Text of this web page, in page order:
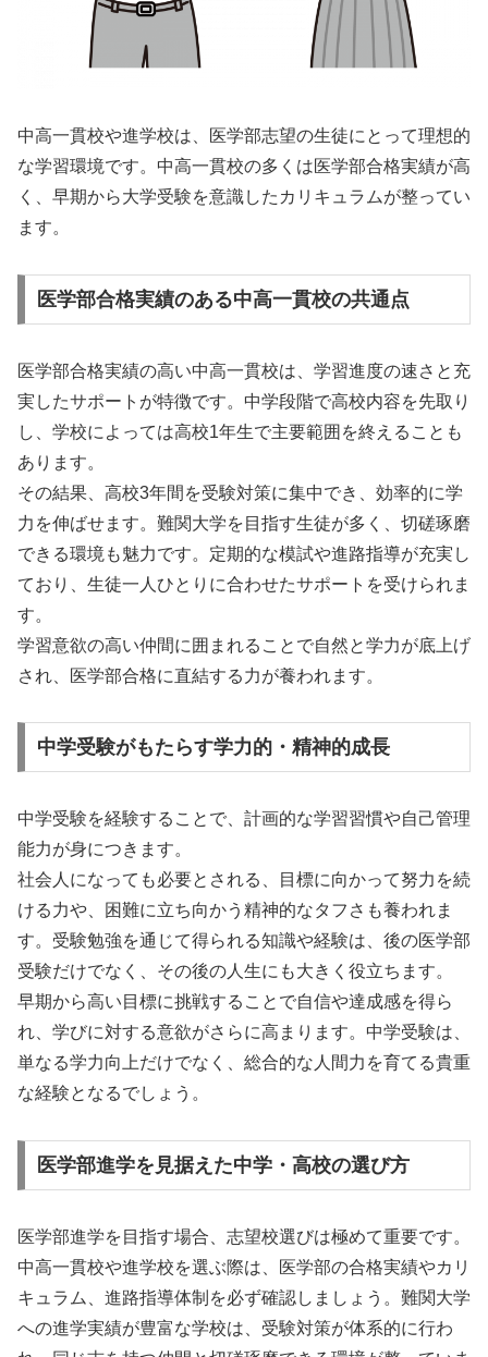
中高一貫校や進学校は、医学部志望の生徒にとって理想的
な学習環境です。中高一貫校の多くは医学部合格実績が高
く、早期から大学受験を意識したカリキュラムが整ってい
ます。
医学部合格実績のある中高一貫校の共通点
医学部合格実績の高い中高一貫校は、学習進度の速さと充
実したサポートが特徴です。中学段階で高校内容を先取り
し、学校によっては高校1年生で主要範囲を終えることも
あります。
その結果、高校3年間を受験対策に集中でき、効率的に学
力を伸ばせます。難関大学を目指す生徒が多く、切磋琢磨
できる環境も魅力です。定期的な模試や進路指導が充実し
ており、生徒一人ひとりに合わせたサポートを受けられま
す。
学習意欲の高い仲間に囲まれることで自然と学力が底上げ
され、医学部合格に直結する力が養われます。
中学受験がもたらす学力的・精神的成長
中学受験を経験することで、計画的な学習習慣や自己管理
能力が身につきます。
社会人になっても必要とされる、目標に向かって努力を続
ける力や、困難に立ち向かう精神的なタフさも養われま
す。受験勉強を通じて得られる知識や経験は、後の医学部
受験だけでなく、その後の人生にも大きく役立ちます。
早期から高い目標に挑戦することで自信や達成感を得ら
れ、学びに対する意欲がさらに高まります。中学受験は、
単なる学力向上だけでなく、総合的な人間力を育てる貴重
な経験となるでしょう。
医学部進学を見据えた中学・高校の選び方
医学部進学を目指す場合、志望校選びは極めて重要です。
中高一貫校や進学校を選ぶ際は、医学部の合格実績やカリ
キュラム、進路指導体制を必ず確認しましょう。難関大学
への進学実績が豊富な学校は、受験対策が体系的に行わ